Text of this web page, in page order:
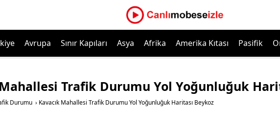
Avrupa Sınır Kapıları Asya Afrika Amerika Kıtası Pasifik
Trafik Durumu Yol Yoğunluğuk
Durumu › Kavacık Mahallesi Trafik Durumu Yol Yoğunluğuk Haritası Beykoz